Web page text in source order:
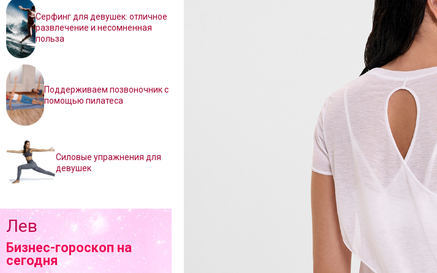
Серфинг для девушек: отличное
развлечение и несомненная
польза
Поддерживаем позвоночник с
помощью пилатеса
Силовые упражнения для
девушек
Лев
Бизнес-гороскоп на
сегодня